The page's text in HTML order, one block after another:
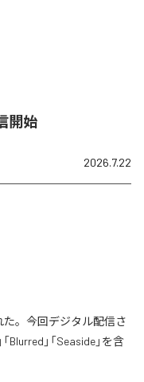
開始
2026.7.22
た。今回デジタル配信さ
Blurred」「Seaside」を含